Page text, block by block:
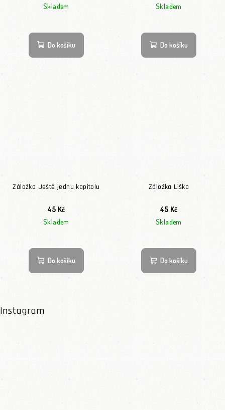
Skladem
Do košíku
Skladem
Do košíku
Záložka Ještě jednu kapitolu
45 Kč
Skladem
Do košíku
Záložka Liška
45 Kč
Skladem
Do košíku
Instagram